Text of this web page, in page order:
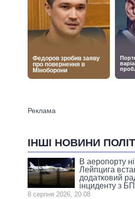
ІНШІ НОВИНИ
В аеропорту
Лейпцига
додатковий
інциденту з
8 серпня 2026, 20:08